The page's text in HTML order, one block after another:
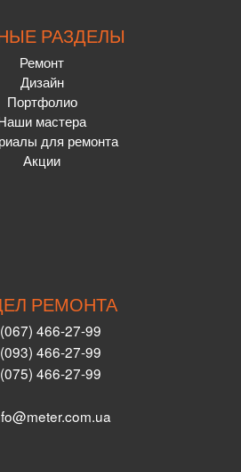
РАЗДЕЛЫ
Ремонт
Дизайн
Портфолио
мастера
для ремонта
Акции
РЕМОНТА
(067) 466-27-99
(093) 466-27-99
(075) 466-27-99